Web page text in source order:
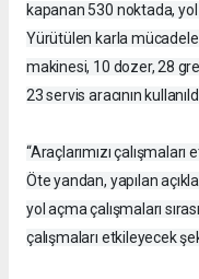
kapanan 530 noktada, yol
Yürütülen karla mücadele
makinesi, 10 dozer, 28
23 servis aracının
“Araçlarımızı
Öte yandan, yapılan
yol açma çalışmaları
çalışmaları etkileyecek